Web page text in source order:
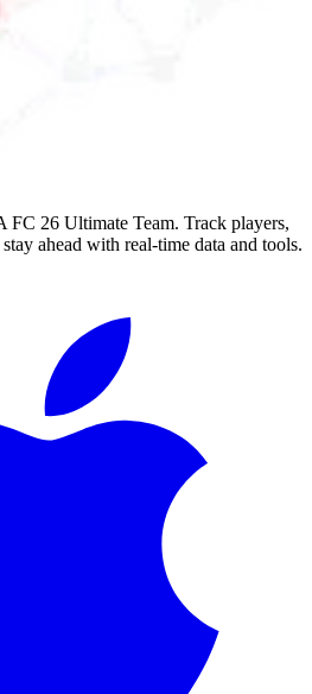
FC 26 Ultimate Team. Track players,
ahead with real-time data and tools.